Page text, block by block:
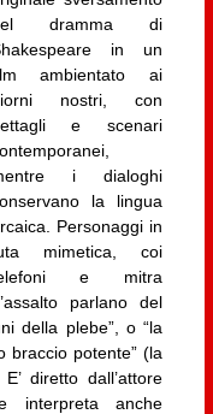
dramma di
in un
ambientato ai
nostri, con
e scenari
i dialoghi
la lingua
Personaggi in
mimetica, coi
e mitra
parlano del
della plebe”, o “la
braccio potente” (la
diretto dall’attore
interpreta anche